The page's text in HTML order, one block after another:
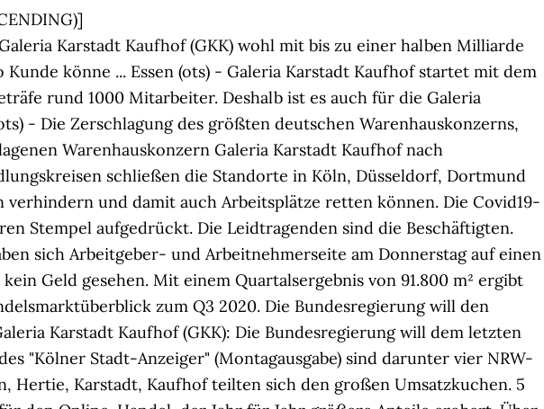
Karstadt Kaufhof (GKK) wohl mit bis zu einer halben Milliarde
könne ... Essen (ots) - Galeria Karstadt Kaufhof startet mit dem
rund 1000 Mitarbeiter. Deshalb ist es auch für die Galeria
- Die Zerschlagung des größten deutschen Warenhauskonzerns,
Warenhauskonzern Galeria Karstadt Kaufhof nach
schließen die Standorte in Köln, Düsseldorf, Dortmund
und damit auch Arbeitsplätze retten können. Die Covid19-
Stempel aufgedrückt. Die Leidtragenden sind die Beschäftigten.
sich Arbeitgeber- und Arbeitnehmerseite am Donnerstag auf einen
Geld gesehen. Mit einem Quartalsergebnis von 91.800 m² ergibt
zum Q3 2020. Die Bundesregierung will den
Karstadt Kaufhof (GKK): Die Bundesregierung will dem letzten
"Kölner Stadt-Anzeiger" (Montagausgabe) sind darunter vier NRW-
Hertie, Karstadt, Kaufhof teilten sich den großen Umsatzkuchen. 5